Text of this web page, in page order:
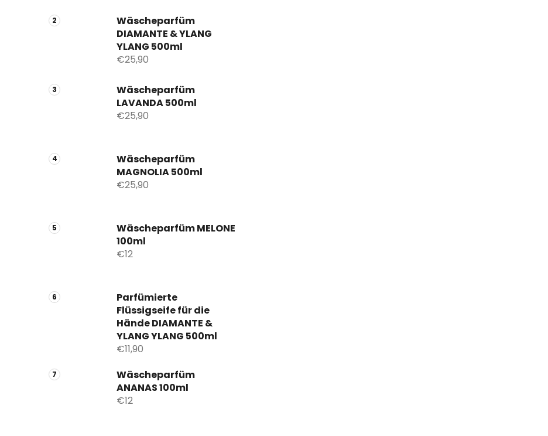
Wäscheparfüm
DIAMANTE & YLANG
YLANG 500ml
€25,90
Wäscheparfüm
LAVANDA 500ml
€25,90
Wäscheparfüm
MAGNOLIA 500ml
€25,90
Wäscheparfüm MELONE
100ml
€12
Parfümierte
Flüssigseife für die
Hände DIAMANTE &
YLANG YLANG 500ml
€11,90
Wäscheparfüm
ANANAS 100ml
€12